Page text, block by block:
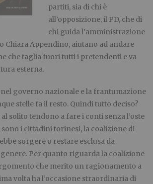
partiti, sia di chi è
all’opposizione, il PD, che di
chi guida l’amministrazione
Chiara Appendino, aiutano ad andare
che taglia fuori tutti i pretendenti e va
esterna.
governo nazionale e la frantumazione
stelle fa il resto. Quindi tutto deciso?
solito tendono a fare i conti senza l’oste
sono i cittadini torinesi, la coalizione di
sorgere o restare esclusa da
genere. Per quanto riguarda la coalizione
che merito un ragionamento a
volta ha l’occasione straordinaria di